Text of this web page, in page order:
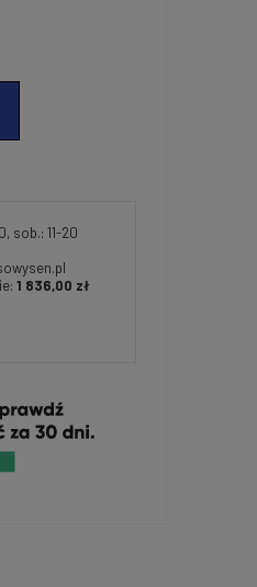
sob.: 11-20
1 836,00 zł